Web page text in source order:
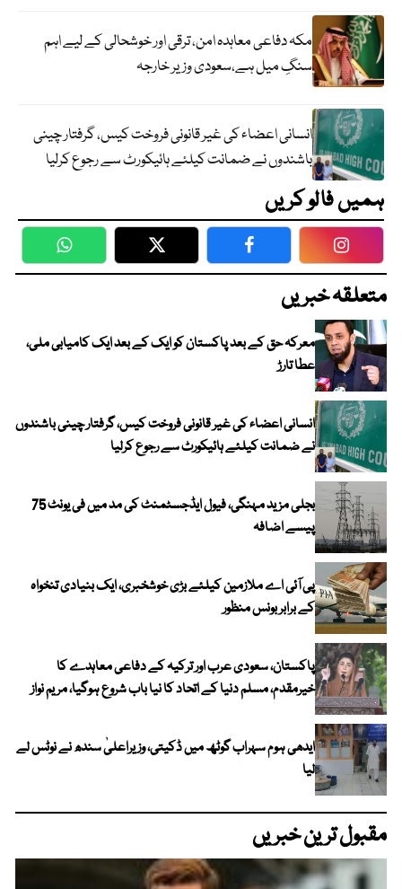
مکہ دفاعی معاہدہ امن، ترقی اور خوشحالی کے لیے اہم
سنگِ میل ہے،سعودی وزیر خارجہ
انسانی اعضاء کی غیر قانونی فروخت کیس، گرفتار چینی
باشندوں نے ضمانت کیلئے ہائیکورٹ سے رجوع کرلیا
ہمیں فالو کریں
WhatsApp Twitter Facebook
متعلقہ خبریں
معرکہ حق کے بعد پاکستان کو ایک کے بعد ایک کامیابی ملی،
عطا تارڑ
انسانی اعضاء کی غیر قانونی فروخت کیس، گرفتار چینی باشندوں
نے ضمانت کیلئے ہائیکورٹ سے رجوع کرلیا
بجلی مزید مہنگی، فیول ایڈجسٹمنٹ کی مد میں فی یونٹ 75
پیسے اضافہ
پی آئی اے ملازمین کیلئے بڑی خوشخبری، ایک بنیادی تنخواہ
کے برابر بونس منظور
پاکستان، سعودی عرب اور ترکیہ کے دفاعی معاہدے کا
خیرمقدم، مسلم دنیا کے اتحاد کا نیا باب شروع ہوگیا، مریم نواز
ایدھی ہوم سہراب گوٹھ میں ڈکیتی، وزیراعلیٰ سندھ نے نوٹس لے
لیا
مقبول ترین خبریں